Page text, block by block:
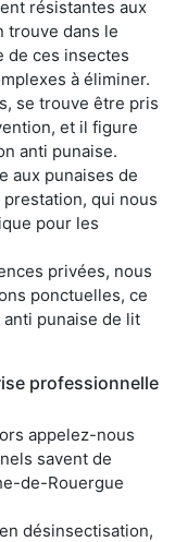
résistantes aux
trouve dans le
de ces insectes
à éliminer.
se trouve être pris
et il figure
anti punaise.
aux punaises de
qui nous
pour les
privées, nous
ponctuelles, ce
punaise de lit
professionnelle
appelez-nous
savent de
de-Rouergue
désinsectisation,